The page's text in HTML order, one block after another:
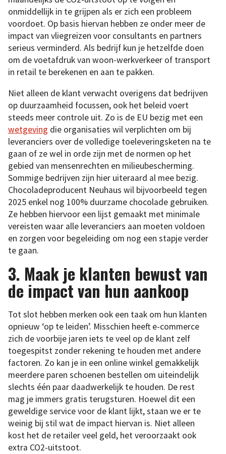
onmiddellijk in te grijpen als er zich een probleem
voordoet. Op basis hiervan hebben ze onder meer de
impact van vliegreizen voor consultants en partners
serieus verminderd. Als bedrijf kun je hetzelfde doen
om de voetafdruk van woon-werkverkeer of transport
in retail te berekenen en aan te pakken.
Niet alleen de klant verwacht overigens dat bedrijven
op duurzaamheid focussen, ook het beleid voert
steeds meer controle uit. Zo is de EU bezig met een
wetgeving die organisaties wil verplichten om bij
leveranciers over de volledige toeleveringsketen na te
gaan of ze wel in orde zijn met de normen op het
gebied van mensenrechten en milieubescherming.
Sommige bedrijven zijn hier uiteraard al mee bezig.
Chocoladeproducent Neuhaus wil bijvoorbeeld tegen
2025 enkel nog 100% duurzame chocolade gebruiken.
Ze hebben hiervoor een lijst gemaakt met minimale
vereisten waar alle leveranciers aan moeten voldoen
en zorgen voor begeleiding om nog een stapje verder
te gaan.
3. Maak je klanten bewust van
de impact van hun aankoop
Tot slot hebben merken ook een taak om hun klanten
opnieuw ‘op te leiden’. Misschien heeft e-commerce
zich de voorbije jaren iets te veel op de klant zelf
toegespitst zonder rekening te houden met andere
factoren. Zo kan je in een online winkel gemakkelijk
meerdere paren schoenen bestellen om uiteindelijk
slechts één paar daadwerkelijk te houden. De rest
mag je immers gratis terugsturen. Hoewel dit een
geweldige service voor de klant lijkt, staan we er te
weinig bij stil wat de impact hiervan is. Niet alleen
kost het de retailer veel geld, het veroorzaakt ook
extra CO2-uitstoot.